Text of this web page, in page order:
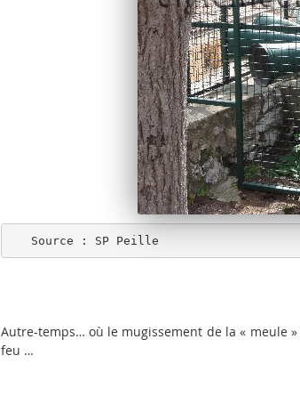
   Source : SP Peille
Autre-temps… où le mugissement de la «
feu …